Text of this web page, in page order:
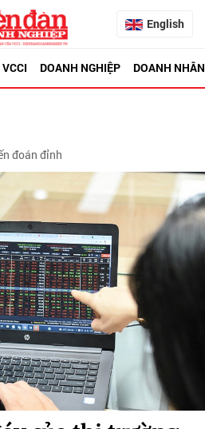
English
VCCI DOANH NGHIỆP DOANH NHÂN
đoán đỉnh